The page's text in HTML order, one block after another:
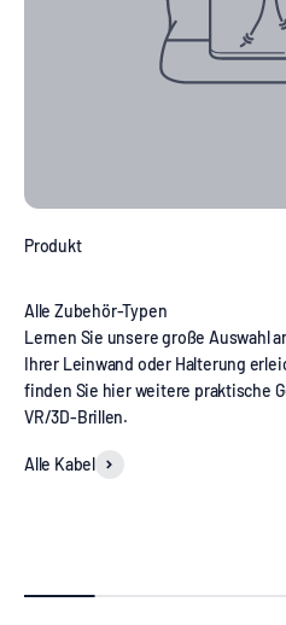
Produkt
Lernen Sie unsere große Auswahl
Ihrer Leinwand oder Halterung
finden Sie hier weitere praktische
VR/3D-Brillen.
Alle Kabel